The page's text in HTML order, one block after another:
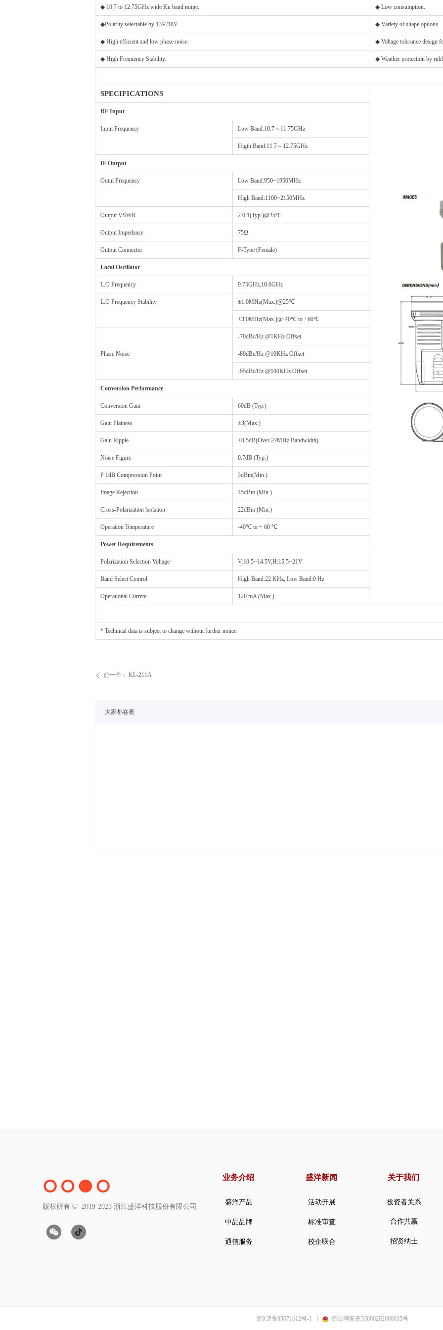
大家都在看
ꄴ 前一个： KL-211A
◆ 10.7 to 12.75GHz wide Ku band range. ◆ Low consumption.
◆Polarity selectable by 13V/18V ◆ Variety of shape options.
◆ High efficient and low phase noise. ◆ Voltage tolerance design
◆ High Frequency Stability. ◆ Weather protection by
SPECIFICATIONS
RF Input
Input Frequency Low Band:10.7～11.75GHz
Higth Band:11.7～12.75GHz
IF Output
Outut Frequency Low Band:950~1950MHz
High Band:1100~2150MHz
Output VSWR 2.0:1(Typ.)@25℃
Output Impedance 75Ω
Output Connector F-Type (Female)
Local Oscillator
L.O Frequency 9.75GHz,10.6GHz
L.O Frequency Stability ±1.0MHz(Max.)@25℃
±3.0MHz(Max.)@-40℃ to +60℃
Phase Noise
-70dBc/Hz @1KHz Offset
-80dBc/Hz @10KHz Offset
-95dBc/Hz @100KHz Offset
Conversion Performance
Conversion Gain 60dB (Typ.)
Gain Flatness ±3(Max.)
Gain Ripple ±0.5dB(Over 27MHz Bandwidth)
Noise Figure 0.7dB (Typ.)
P 1dB Compression Point 3dBm(Min.)
Image Rejection 45dBm (Min.)
Cross-Polarization lsolation 22dBm (Min.)
Operation Temperature -40℃ to + 60 ℃
Power Requirements
Polzrization Selection Voltage V:10.5~14.5V,H:15.5~21V
Band Select Control High Band:22 KHz, Low Band:0 Hz
Operational Current 120 mA (Max.)
* Technical data is subject to change without further notice.
版权所有 ©  2019-2023 浙江盛洋科技股份有限公司
业务介绍
盛洋产品
中品品牌
通信服务
活动开展
标准审查
校企联合
盛洋新闻
投资者关系
合作共赢
招贤纳士
关于我们
浙ICP备05071612号-1 浙公网安备33060202000635号